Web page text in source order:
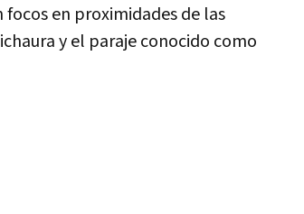
en proximidades de las
y el paraje conocido como